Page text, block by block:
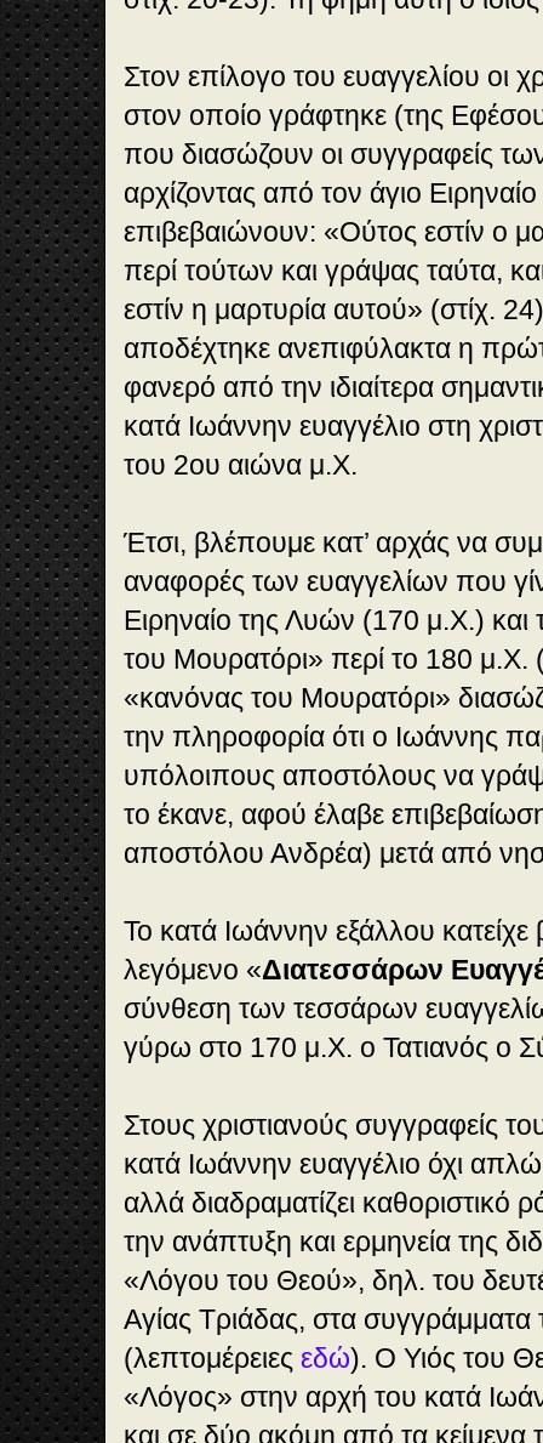
Στον επίλογο του ευαγγελίου οι
στον οποίο γράφτηκε (της
που διασώζουν οι συγγραφείς
αρχίζοντας από τον άγιο
επιβεβαιώνουν: «Ούτος εστίν ο
περί τούτων και γράψας ταύτα,
εστίν η μαρτυρία αυτού» (στίχ.
αποδέχτηκε ανεπιφύλακτα η
φανερό από την ιδιαίτερα
κατά Ιωάννην ευαγγέλιο στη
του 2ου αιώνα μ.Χ.
Έτσι, βλέπουμε κατ’ αρχάς να
αναφορές των ευαγγελίων που
Ειρηναίο της Λυών (170 μ.Χ.) και
του Μουρατόρι» περί το 180 μ.Χ.
«κανόνας του Μουρατόρι»
την πληροφορία ότι ο Ιωάννης
υπόλοιπους αποστόλους να
το έκανε, αφού έλαβε
αποστόλου Ανδρέα) μετά από
Το κατά Ιωάννην εξάλλου
λεγόμενο «Διατεσσάρων
σύνθεση των τεσσάρων
γύρω στο 170 μ.Χ. ο Τατιανός ο
Στους χριστιανούς συγγραφείς
κατά Ιωάννην ευαγγέλιο όχι
αλλά διαδραματίζει καθοριστικό
την ανάπτυξη και ερμηνεία της
«Λόγου του Θεού», δηλ. του
Αγίας Τριάδας, στα
(λεπτομέρειες εδώ). Ο Υιός του
«Λόγος» στην αρχή του κατά
και σε δύο ακόμη από τα κείμενα